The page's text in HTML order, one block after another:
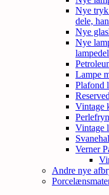
Nye tryk
dele,
Nye
Nye
Lampe
Plafond
Vintage
Vintage
Verner
Andre nye